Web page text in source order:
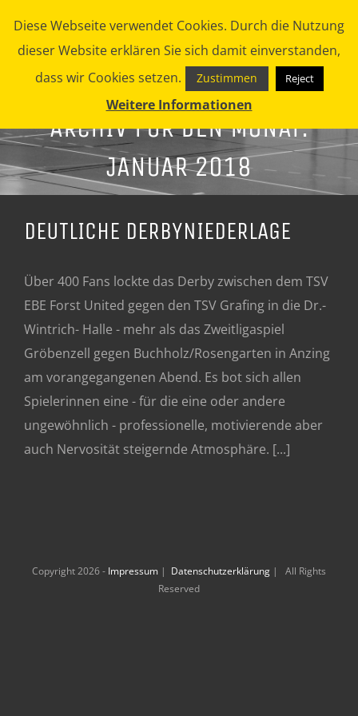
Inhalt
springen
ARCHIV FÜR DEN MONAT:
JANUAR 2018
DEUTLICHE DERBYNIEDERLAGE
Über 400 Fans lockte das Derby zwischen dem TSV
EBE Forst United gegen den TSV Grafing in die Dr.-
Wintrich- Halle - mehr als das Zweitligaspiel
Gröbenzell gegen Buchholz/Rosengarten in Anzing
am vorangegangenen Abend. Es bot sich allen
Spielerinnen eine - für die eine oder andere
ungewöhnlich - professionelle, motivierende aber
auch Nervosität steigernde Atmosphäre. [...]
Copyright 2026 - Impressum | Datenschutzerklärung | All Rights
Reserved
Diese Webseite verwendet Cookies. Durch die Nutzung
dieser Website erklären Sie sich damit einverstanden,
dass wir Cookies setzen.
Zustimmen Reject
Weitere Informationen